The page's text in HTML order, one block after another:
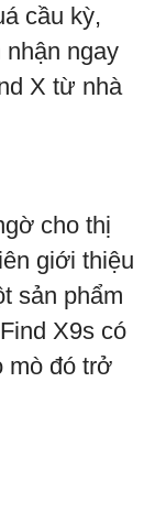
cầu kỳ,
ngay
X từ nhà
cho thị
giới thiệu
sản phẩm
X9s có
mò đó trở